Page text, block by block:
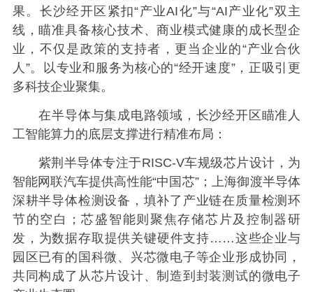
果。长沙经开区紧扣“产业AI化”与“AI产业化”双主
线，瞄准具备核心技术、商业模式健康的成长型企
业，不仅是政策的支持者，更当企业的“产业合伙
人”。以专业和服务为核心的“经开速度”，正吸引更
多科技企业聚集。
在半导体与集成电路领域，长沙经开区瞄准人
工智能算力的底层支撑进行精准布局：
紫荆半导体专注于RISC-V车规级芯片设计，为
智能网联汽车提供高性能“中国芯”；上海御渡半导体
深耕半导体检测设备，填补了产业链在质量检测环
节的空白；芯盛智能则聚焦存储芯片及控制器研
发，为数据存取提供关键硬件支持……这些企业与
园区已有的国科微、兴芯微电子等企业形成协同，
共同构成了从芯片设计、制造到封装测试的微电子